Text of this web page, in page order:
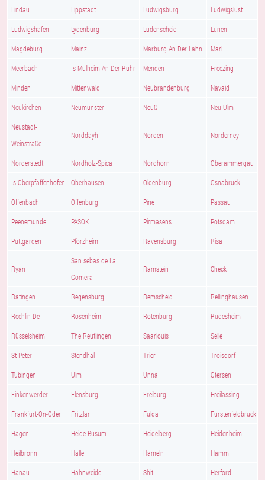
Lindau Lippstadt Ludwigsburg Ludwigslust
Ludwigshafen Lydenburg Lüdenscheid Lünen
Magdeburg Mainz Marburg An Der Lahn Marl
Meerbach Is Mülheim An Der Ruhr Menden Freezing
Minden Mittenwald Neubrandenburg Navaid
Neukirchen Neumünster Neuß Neu-Ulm
Neustadt-
Weinstraße
Norddayh Norden Norderney
Norderstedt Nordholz-Spica Nordhorn Oberammergau
Is Oberpfaffenhofen Oberhausen Oldenburg Osnabruck
Offenbach Offenburg Pine Passau
Peenemunde PASOK Pirmasens Potsdam
Puttgarden Pforzheim Ravensburg Risa
Ryan
San sebas de La
Gomera
Ramstein Check
Ratingen Regensburg Remscheid Rellinghausen
Rechlin De Rosenheim Rotenburg Rüdesheim
Rüsselsheim The Reutlingen Saarlouis Selle
St Peter Stendhal Trier Troisdorf
Tubingen Ulm Unna Otersen
Finkenwerder Flensburg Freiburg Freilassing
Frankfurt-On-Oder Fritzlar Fulda Furstenfeldbruck
Hagen Heide-Büsum Heidelberg Heidenheim
Heilbronn Halle Hameln Hamm
Hanau Hahnweide Shit Herford